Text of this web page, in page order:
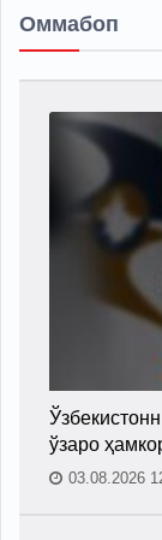
Оммабоп
ўзаро
03.08.2026